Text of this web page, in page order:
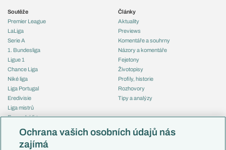
Soutěže
Premier League
LaLiga
Serie A
1. Bundesliga
Ligue 1
Chance Liga
Niké liga
Liga Portugal
Eredivisie
Liga mistrů
Evropská liga
Mistrovství světa
Liga národů
Články
Aktuality
Previews
Komentáře a souhrny
Názory a komentáře
Fejetony
Životopisy
Profily, historie
Rozhovory
Tipy a analýzy
Česko
Ochrana vašich osobních údajů nás
zajímá